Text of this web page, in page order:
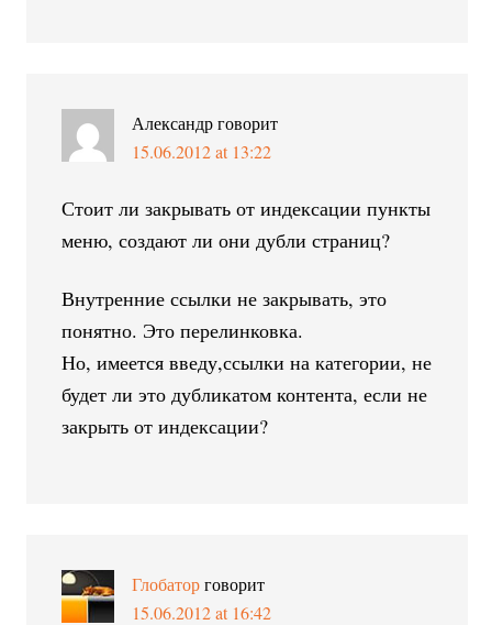
Александр говорит
15.06.2012 at 13:22
Стоит ли закрывать от индексации пункты
меню, создают ли они дубли страниц?
Внутренние ссылки не закрывать, это
понятно. Это перелинковка.
Но, имеется введу,ссылки на категории, не
будет ли это дубликатом контента, если не
закрыть от индексации?
Глобатор говорит
15.06.2012 at 16:42